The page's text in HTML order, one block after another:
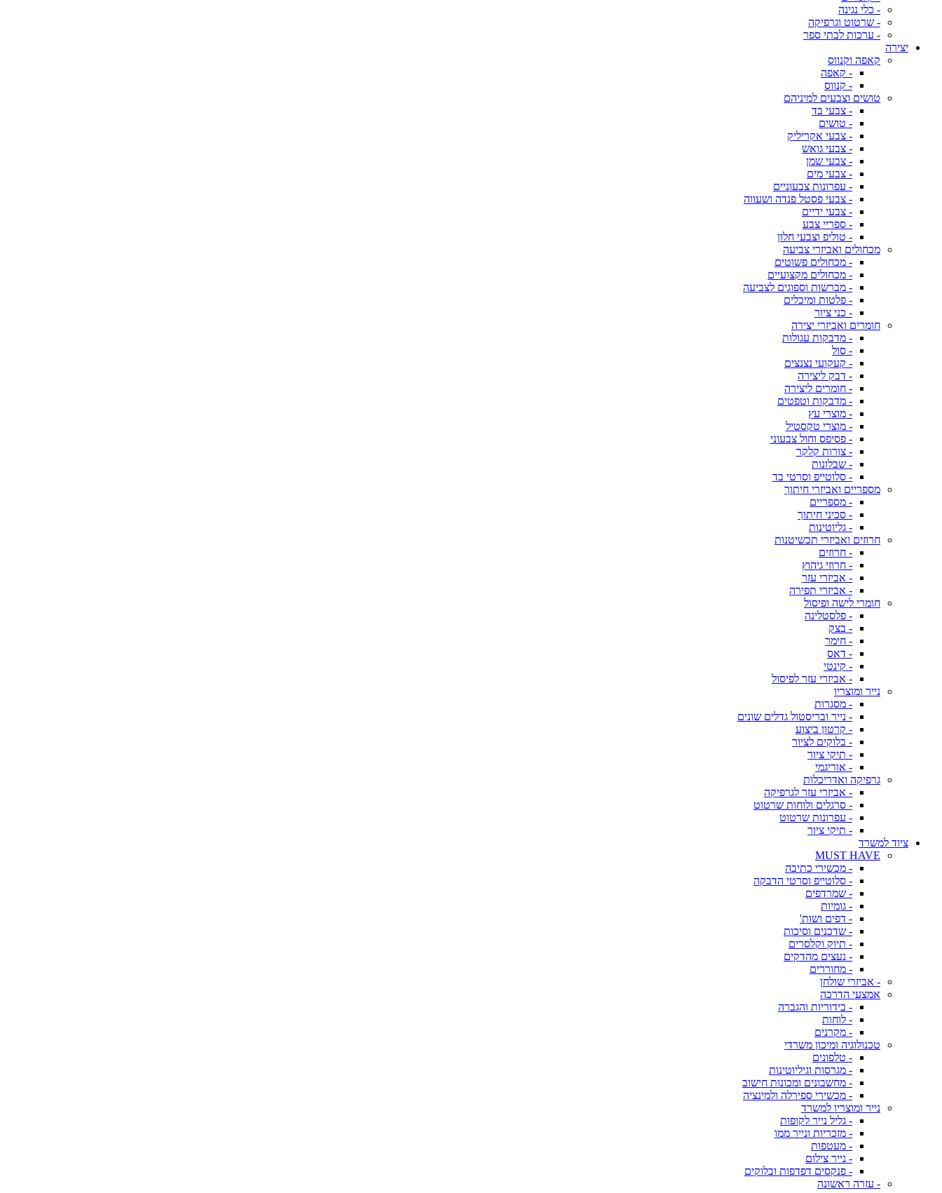
- כלי נגינה
- שרטוט וגרפיקה
- ערכות לבתי ספר
יצירה
קאפה וקנווס
- קאפה
- קנווס
טושים וצבעים למיניהם
- צבעי בד
- טושים
- צבעי אקריליק
- צבעי גואש
- צבעי שמן
- צבעי מים
- עפרונות צבעוניים
- צבעי פסטל פנדה ושעווה
- צבעי ידיים
- ספריי צבע
- טוליפ וצבעי חלון
מכחולים ואביזרי צביעה
- מכחולים פשוטים
- מכחולים מקצועיים
- מברשות וספוגים לצביעה
- פלטות ומיכלים
- כני ציור
חומרים ואביזרי יצירה
- מדבקות עגולות
- סול
- קעקועי נצנצים
- דבק ליצירה
- חומרים ליצירה
- מדבקות וטפטים
- מוצרי עץ
- מוצרי טקסטיל
- פסיפס וחול צבעוני
- צורות קלקר
- שבלונות
- סלוטייפ וסרטי בד
מספריים ואביזרי חיתוך
- מספריים
- סכיני חיתוך
- גליוטינות
חרוזים ואביזרי תכשיטנות
- חרוזים
- חרוזי גיהוץ
- אביזרי עזר
- אביזרי תפירה
חומרי לישה ופיסול
- פלסטלינה
- בצק
- חימר
- דאס
- קינטי
- אביזרי עזר לפיסול
נייר ומוצריו
- מסגרות
- נייר ובריסטול גדלים שונים
- קרטון ביצוע
- בלוקים לציור
- תיקי ציור
- אוריגמי
גרפיקה ואדריכלות
- אביזרי עזר לגרפיקה
- סרגלים ולוחות שרטוט
- עפרונות שרטוט
- תיקי ציור
ציוד למשרד
MUST HAVE
- מכשירי כתיבה
- סלוטייפ וסרטי הדבקה
- שמרדפים
- גומיות
- דפים ושות'
- שדכנים וסיכות
- תיוק וקלסרים
- נעצים מהדקים
- מחוררים
- אביזרי שולחן
אמצעי הדרכה
- בידוריות והגברה
- לוחות
- מקרנים
טכנולוגיה ומיכון משרדי
- טלפונים
- מגרסות וגיליוטינות
- מחשבונים ומכונות חישוב
- מכשירי ספירלה ולמינציה
נייר ומוצריו למשרד
- גליל נייר לקופות
- מזכריות ונייר ממו
- מעטפות
- נייר צילום
- פנקסים דפדפות ובלוקים
- עזרה ראשונה